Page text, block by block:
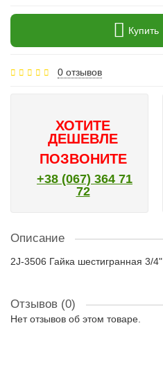
Купить
0 отзывов
ХОТИТЕ
ДЕШЕВЛЕ
ПОЗВОНИТЕ
+38 (067) 364 71
72
Описание
2J-3506 Гайка шестигранная 3/
Отзывов (0)
Нет отзывов об этом товаре.